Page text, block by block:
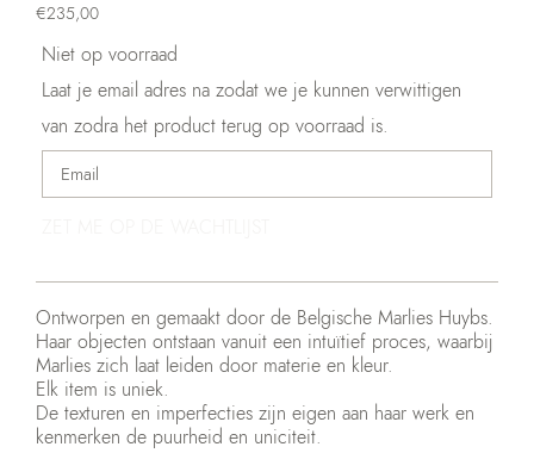
€235,00
Niet op voorraad
Laat je email adres na zodat we je kunnen verwittigen
van zodra het product terug op voorraad is.
Ontworpen en gemaakt door de Belgische Marlies Huybs.
Haar objecten ontstaan vanuit een intuïtief proces, waarbij
Marlies zich laat leiden door materie en kleur.
Elk item is uniek.
De texturen en imperfecties zijn eigen aan haar werk en
kenmerken de puurheid en uniciteit.